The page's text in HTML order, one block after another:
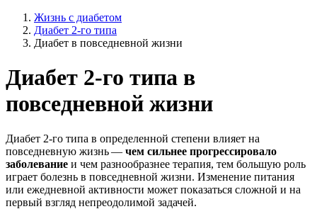
Жизнь с диабетом
Диабет 2-го типа
Диабет в повседневной жизни
Диабет 2-го типа в
повседневной жизни
Диабет 2-го типа в определенной степени влияет на
повседневную жизнь — чем сильнее прогрессировало
заболевание и чем разнообразнее терапия, тем большую роль
играет болезнь в повседневной жизни. Изменение питания
или ежедневной активности может показаться сложной и на
первый взгляд непреодолимой задачей.